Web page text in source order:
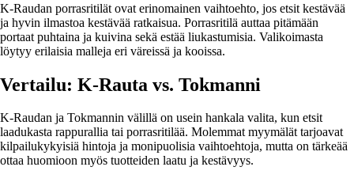
K-Raudan porrasritilät ovat erinomainen vaihtoehto, jos etsit kestävää
ja hyvin ilmastoa kestävää ratkaisua. Porrasritilä auttaa pitämään
portaat puhtaina ja kuivina sekä estää liukastumisia. Valikoimasta
löytyy erilaisia malleja eri väreissä ja kooissa.
Vertailu: K-Rauta vs. Tokmanni
K-Raudan ja Tokmannin välillä on usein hankala valita, kun etsit
laadukasta rappurallia tai porrasritilää. Molemmat myymälät tarjoavat
kilpailukykyisiä hintoja ja monipuolisia vaihtoehtoja, mutta on tärkeää
ottaa huomioon myös tuotteiden laatu ja kestävyys.